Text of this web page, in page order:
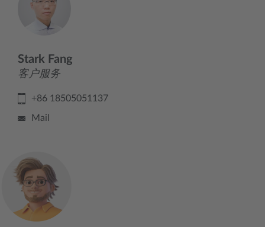
Stark Fang
客户服务
+86 18505051137
Mail